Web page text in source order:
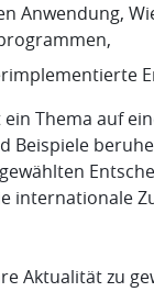
Anwendung,
Thema auf
Beispiele
internationale
Aktualität zu